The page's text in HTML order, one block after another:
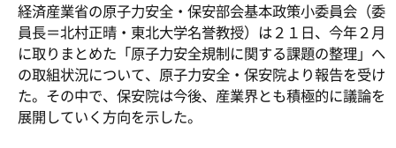
経済産業省の原子力安全・保安部会基本政策小委員会（委
員長＝北村正晴・東北大学名誉教授）は２１日、今年２月
に取りまとめた「原子力安全規制に関する課題の整理」へ
の取組状況について、原子力安全・保安院より報告を受け
た。その中で、保安院は今後、産業界とも積極的に議論を
展開していく方向を示した。